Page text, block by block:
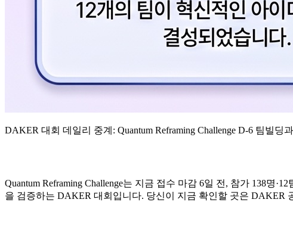
DAKER 대회 데일리 중계: Quantum Reframing Challenge D-6 팀빌딩
Quantum Reframing Challenge는 지금 접수 마감 6일 전, 참가 138명
을 검증하는 DAKER 대회입니다. 당신이 지금 확인할 곳은 DAKER